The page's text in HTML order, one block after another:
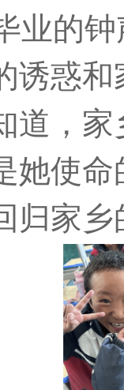
业的
诱惑
道，
她使
归家乡